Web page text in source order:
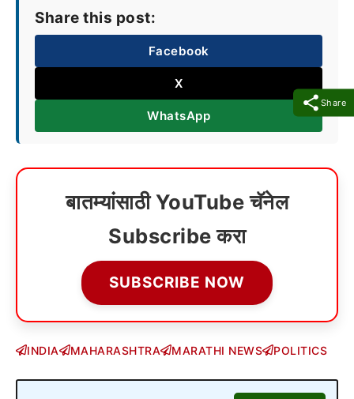
Share
Share this post:
Facebook
X
WhatsApp
बातम्यांसाठी YouTube चॅनेल
Subscribe करा
SUBSCRIBE NOW
INDIA MAHARASHTRA MARATHI NEWS POLITICS